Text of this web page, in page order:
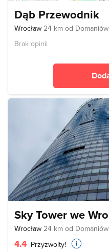
Dąb Przewodnik
Wrocław 24 km od Domaniów
Brak opinii
Sky Tower we
Wrocław 24 km od Domaniów
4.4 Przyzwoity!